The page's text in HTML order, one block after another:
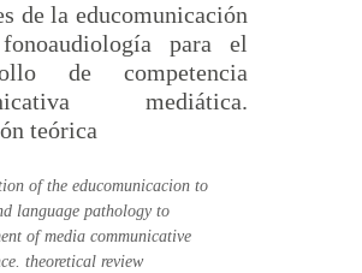
de la educomunicación
para el
de competencia
mediática.
teórica
of the educomunicacion to
language pathology to
of media communicative
theoretical review